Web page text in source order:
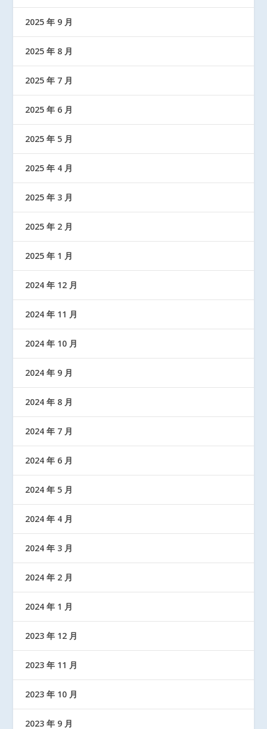
2025 年 9 月
2025 年 8 月
2025 年 7 月
2025 年 6 月
2025 年 5 月
2025 年 4 月
2025 年 3 月
2025 年 2 月
2025 年 1 月
2024 年 12 月
2024 年 11 月
2024 年 10 月
2024 年 9 月
2024 年 8 月
2024 年 7 月
2024 年 6 月
2024 年 5 月
2024 年 4 月
2024 年 3 月
2024 年 2 月
2024 年 1 月
2023 年 12 月
2023 年 11 月
2023 年 10 月
2023 年 9 月